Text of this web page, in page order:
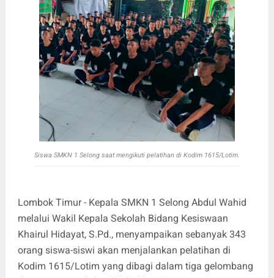
Siswa SMKN 1 Selong saat mengikuti pelatihan di Kodim 1615/Lotim.
Lombok Timur - Kepala SMKN 1 Selong Abdul Wahid
melalui Wakil Kepala Sekolah Bidang Kesiswaan
Khairul Hidayat, S.Pd., menyampaikan sebanyak 343
orang siswa-siswi akan menjalankan pelatihan di
Kodim 1615/Lotim yang dibagi dalam tiga gelombang